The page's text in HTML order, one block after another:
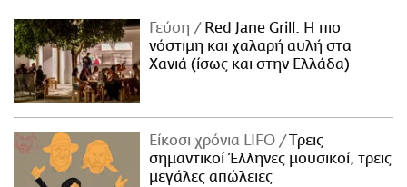
Γεύση
Red Jane Grill: Η πιο
νόστιμη και χαλαρή αυλή στα
Χανιά (ίσως και στην Ελλάδα)
Είκοσι χρόνια LIFO
Tρεις
σημαντικοί Έλληνες μουσικοί, τρεις
μεγάλες απώλειες